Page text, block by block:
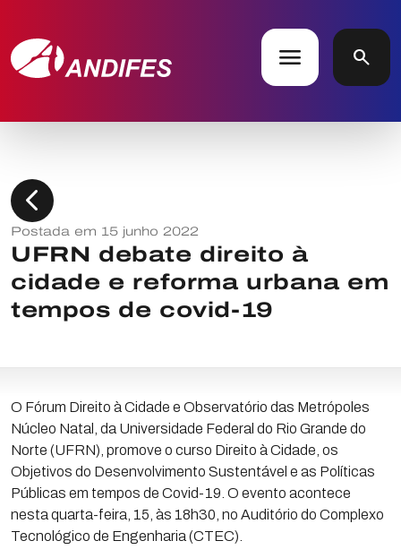
menu search
chevron_left
Postada em 15 junho 2022
UFRN debate direito à
cidade e reforma urbana em
tempos de covid-19
O Fórum Direito à Cidade e Observatório das Metrópoles
Núcleo Natal, da Universidade Federal do Rio Grande do
Norte (UFRN), promove o curso Direito à Cidade, os
Objetivos do Desenvolvimento Sustentável e as Políticas
Públicas em tempos de Covid-19. O evento acontece
nesta quarta-feira, 15, às 18h30, no Auditório do Complexo
Tecnológico de Engenharia (CTEC).